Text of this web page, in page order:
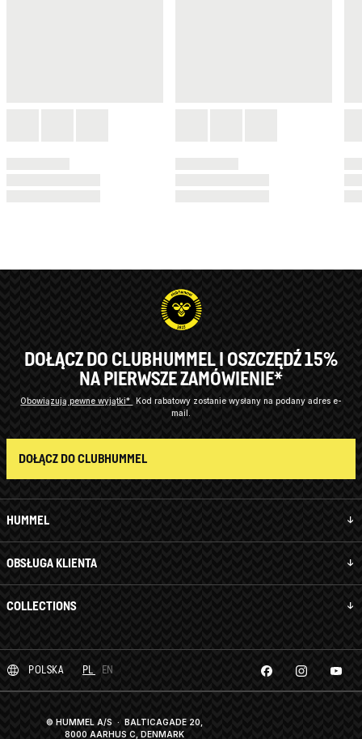
HUMMEL
OBSŁUGA KLIENTA
COLLECTIONS
DOŁĄCZ DO CLUBHUMMEL I OSZCZĘDŹ 15%
NA PIERWSZE ZAMÓWIENIE*
Obowiązują pewne wyjątki* Kod rabatowy zostanie wysłany na podany adres e-
mail.
DOŁĄCZ DO CLUBHUMMEL
POLSKA PL EN
© HUMMEL A/S · BALTICAGADE 20,
8000 AARHUS C, DENMARK